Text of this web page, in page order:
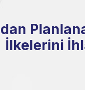
İlkelerini